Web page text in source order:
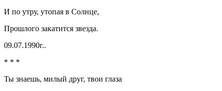
И по утру, утопая в Солнце,
Прошлого закатится звезда.
09.07.1990г..
* * *
Ты знаешь, милый друг, твои глаза